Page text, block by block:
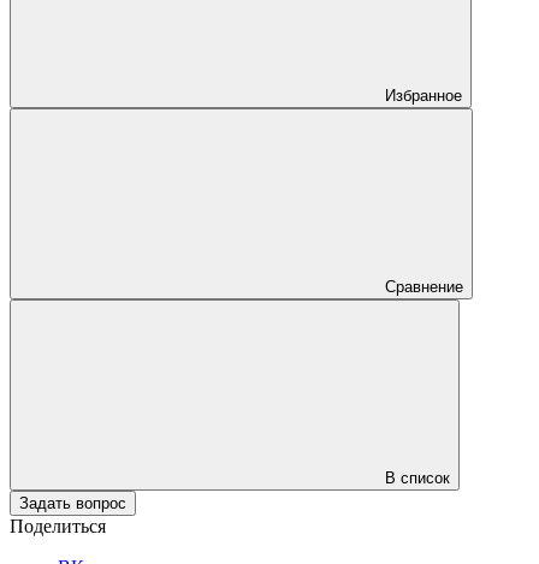
Избранное
Сравнение
В список
Задать вопрос
Поделиться